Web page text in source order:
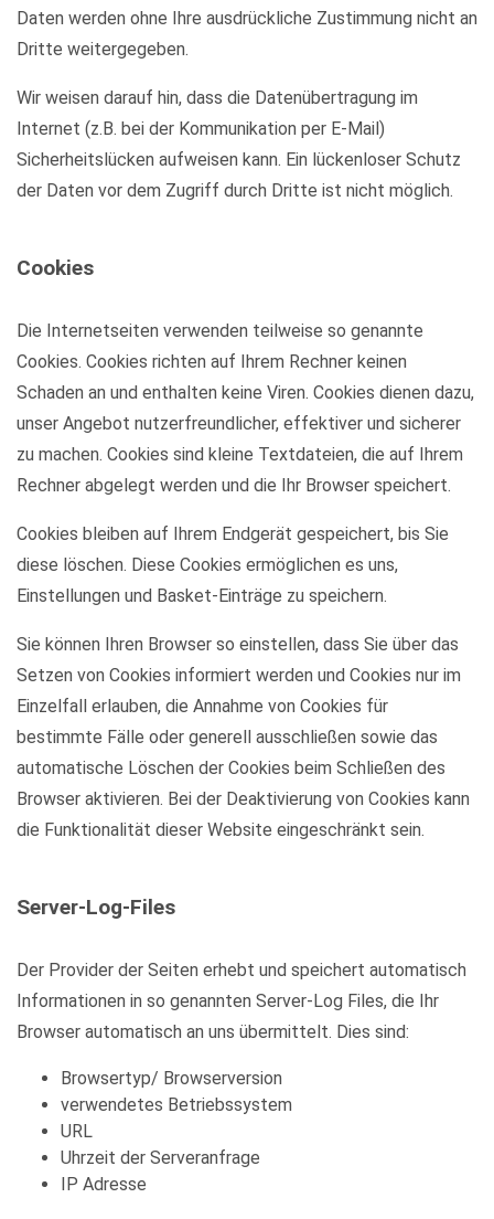
Daten werden ohne Ihre ausdrückliche Zustimmung nicht an
Dritte weitergegeben.
Wir weisen darauf hin, dass die Datenübertragung im
Internet (z.B. bei der Kommunikation per E-Mail)
Sicherheitslücken aufweisen kann. Ein lückenloser Schutz
der Daten vor dem Zugriff durch Dritte ist nicht möglich.
Cookies
Die Internetseiten verwenden teilweise so genannte
Cookies. Cookies richten auf Ihrem Rechner keinen
Schaden an und enthalten keine Viren. Cookies dienen dazu,
unser Angebot nutzerfreundlicher, effektiver und sicherer
zu machen. Cookies sind kleine Textdateien, die auf Ihrem
Rechner abgelegt werden und die Ihr Browser speichert.
Cookies bleiben auf Ihrem Endgerät gespeichert, bis Sie
diese löschen. Diese Cookies ermöglichen es uns,
Einstellungen und Basket-Einträge zu speichern.
Sie können Ihren Browser so einstellen, dass Sie über das
Setzen von Cookies informiert werden und Cookies nur im
Einzelfall erlauben, die Annahme von Cookies für
bestimmte Fälle oder generell ausschließen sowie das
automatische Löschen der Cookies beim Schließen des
Browser aktivieren. Bei der Deaktivierung von Cookies kann
die Funktionalität dieser Website eingeschränkt sein.
Server-Log-Files
Der Provider der Seiten erhebt und speichert automatisch
Informationen in so genannten Server-Log Files, die Ihr
Browser automatisch an uns übermittelt. Dies sind:
Browsertyp/ Browserversion
verwendetes Betriebssystem
URL
Uhrzeit der Serveranfrage
IP Adresse